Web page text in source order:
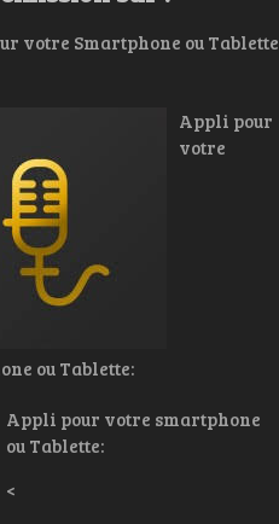
votre Smartphone ou Tablette
Appli pour
votre
ou Tablette:
Appli pour votre smartphone
ou Tablette:
<